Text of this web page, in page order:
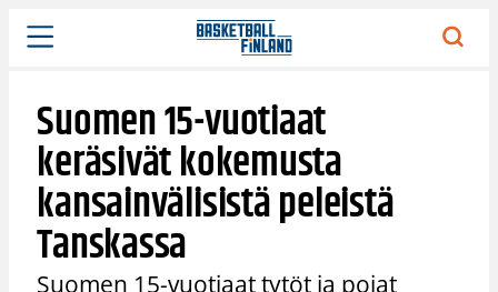
Siirry
sisältöön
Suomen 15-vuotiaat
keräsivät kokemusta
kansainvälisistä peleistä
Tanskassa
Suomen 15-vuotiaat tytöt ja pojat